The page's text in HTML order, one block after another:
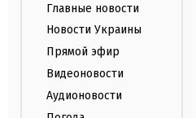
Главные новости
Новости Украины
Прямой эфир
Видеоновости
Аудионовости